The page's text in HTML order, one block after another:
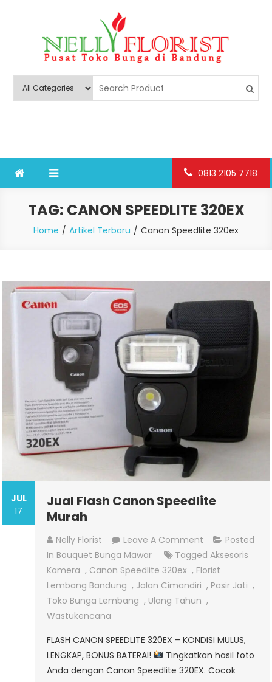
Nelly Florist Bandung
0813 2105 7718
TAG: CANON SPEEDLITE 320EX
Home Artikel Terbaru Canon Speedlite 320ex
JUL
17
Jual Flash Canon Speedlite
Murah
Nelly Florist Leave A Comment On
Jual
Flash
Canon
Speedlite
Posted
In Bouquet Bunga Mawar TaggedAksesoris
Kamera , Canon Speedlite 320ex , Florist
Lembang Bandung , Jalan Cimandiri , Pasir Jati ,
Toko Bunga Lembang , Ulang Tahun ,
Wastukencana
FLASH CANON SPEEDLITE 320EX – KONDISI MULUS,
LENGKAP, BONUS BATERAI!
Tingkatkan hasil foto
Anda dengan Canon Speedlite 320EX. Cocok